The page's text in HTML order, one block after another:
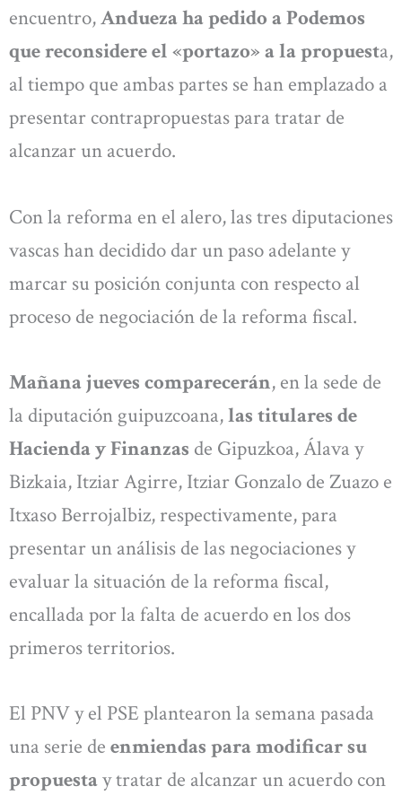
encuentro,Andueza ha pedido a Podemos
que reconsidere el «portazo» a la propuesta,
al tiempo que ambas partes se han emplazado a
presentar contrapropuestas para tratar de
alcanzar un acuerdo.
Con la reforma en el alero, las tres diputaciones
vascas han decidido dar un paso adelante y
marcar su posición conjunta con respecto al
proceso de negociación de la reforma fiscal.
Mañana jueves comparecerán, en la sede de
la diputación guipuzcoana,las titulares de
Hacienda y Finanzas de Gipuzkoa, Álava y
Bizkaia, Itziar Agirre, Itziar Gonzalo de Zuazo e
Itxaso Berrojalbiz, respectivamente, para
presentar un análisis de las negociaciones y
evaluar la situación de la reforma fiscal,
encallada por la falta de acuerdo en los dos
primeros territorios.
El PNV y el PSE plantearon la semana pasada
una serie de enmiendas para modificar su
propuestay tratar de alcanzar un acuerdo con